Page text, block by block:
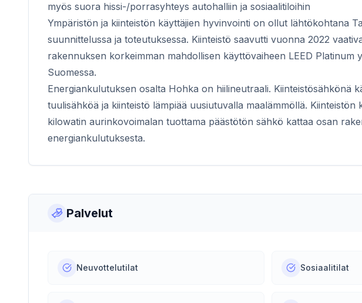
myös suora hissi-/porrasyhteys autohalliin ja sosiaalitiloihin
Ympäristön ja kiinteistön käyttäjien hyvinvointi on ollut lähtökohtana
suunnittelussa ja toteutuksessa. Kiinteistö saavutti vuonna 2022
rakennuksen korkeimman mahdollisen käyttövaiheen LEED Platinum
Suomessa.
Energiankulutuksen osalta Hohka on hiilineutraali. Kiinteistösähkönä
tuulisähköä ja kiinteistö lämpiää uusiutuvalla maalämmöllä. Kiinteistön
kilowatin aurinkovoimalan tuottama päästötön sähkö kattaa osan
energiankulutuksesta.
Palvelut
Neuvottelutilat Sosiaalitilat